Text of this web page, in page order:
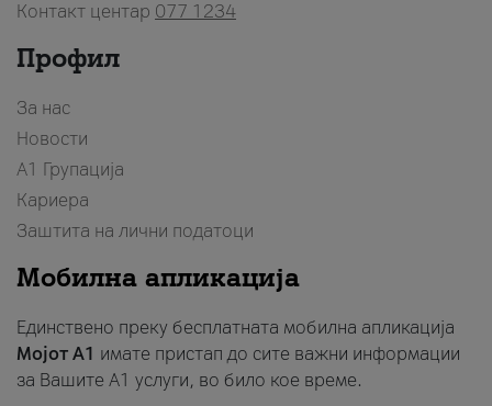
Контакт центар 077 1234
Профил
За нас
Новости
А1 Групација
Кариера
Заштита на лични податоци
Мобилна апликација
Единствено преку бесплатната мобилна апликација
Мојот A1 имате пристап до сите важни информации
за Вашите A1 услуги, во било кое време.